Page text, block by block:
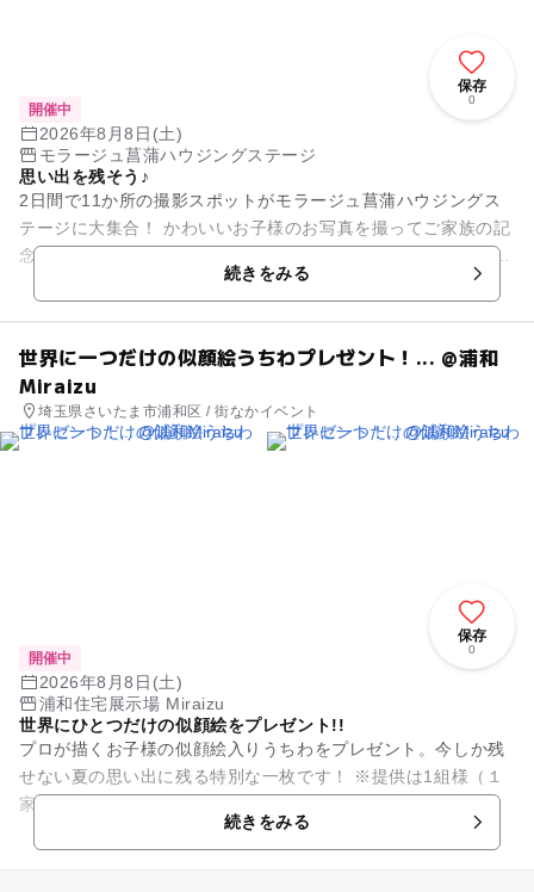
保存
0
開催中
2026年8月8日(土)
モラージュ菖蒲ハウジングステージ
思い出を残そう♪
2日間で11か所の撮影スポットがモラージュ菖蒲ハウジングス
テージに大集合！ かわいいお子様のお写真を撮ってご家族の記
念にいかがですか？ 色とりどりのフォトブースが、各モデルハ
続きをみる
世界に一つだけの似顔絵うちわプレゼント！... @浦和
Miraizu
埼玉県さいたま市浦和区 / 街なかイベント
保存
0
開催中
2026年8月8日(土)
浦和住宅展示場 Miraizu
世界にひとつだけの似顔絵をプレゼント!!
プロが描くお子様の似顔絵入りうちわをプレゼント。今しか残
せない夏の思い出に残る特別な一枚です！ ※提供は1組様（１
家族）お2人までとさせていただきます。 ※お子様連れのご家
続きをみる